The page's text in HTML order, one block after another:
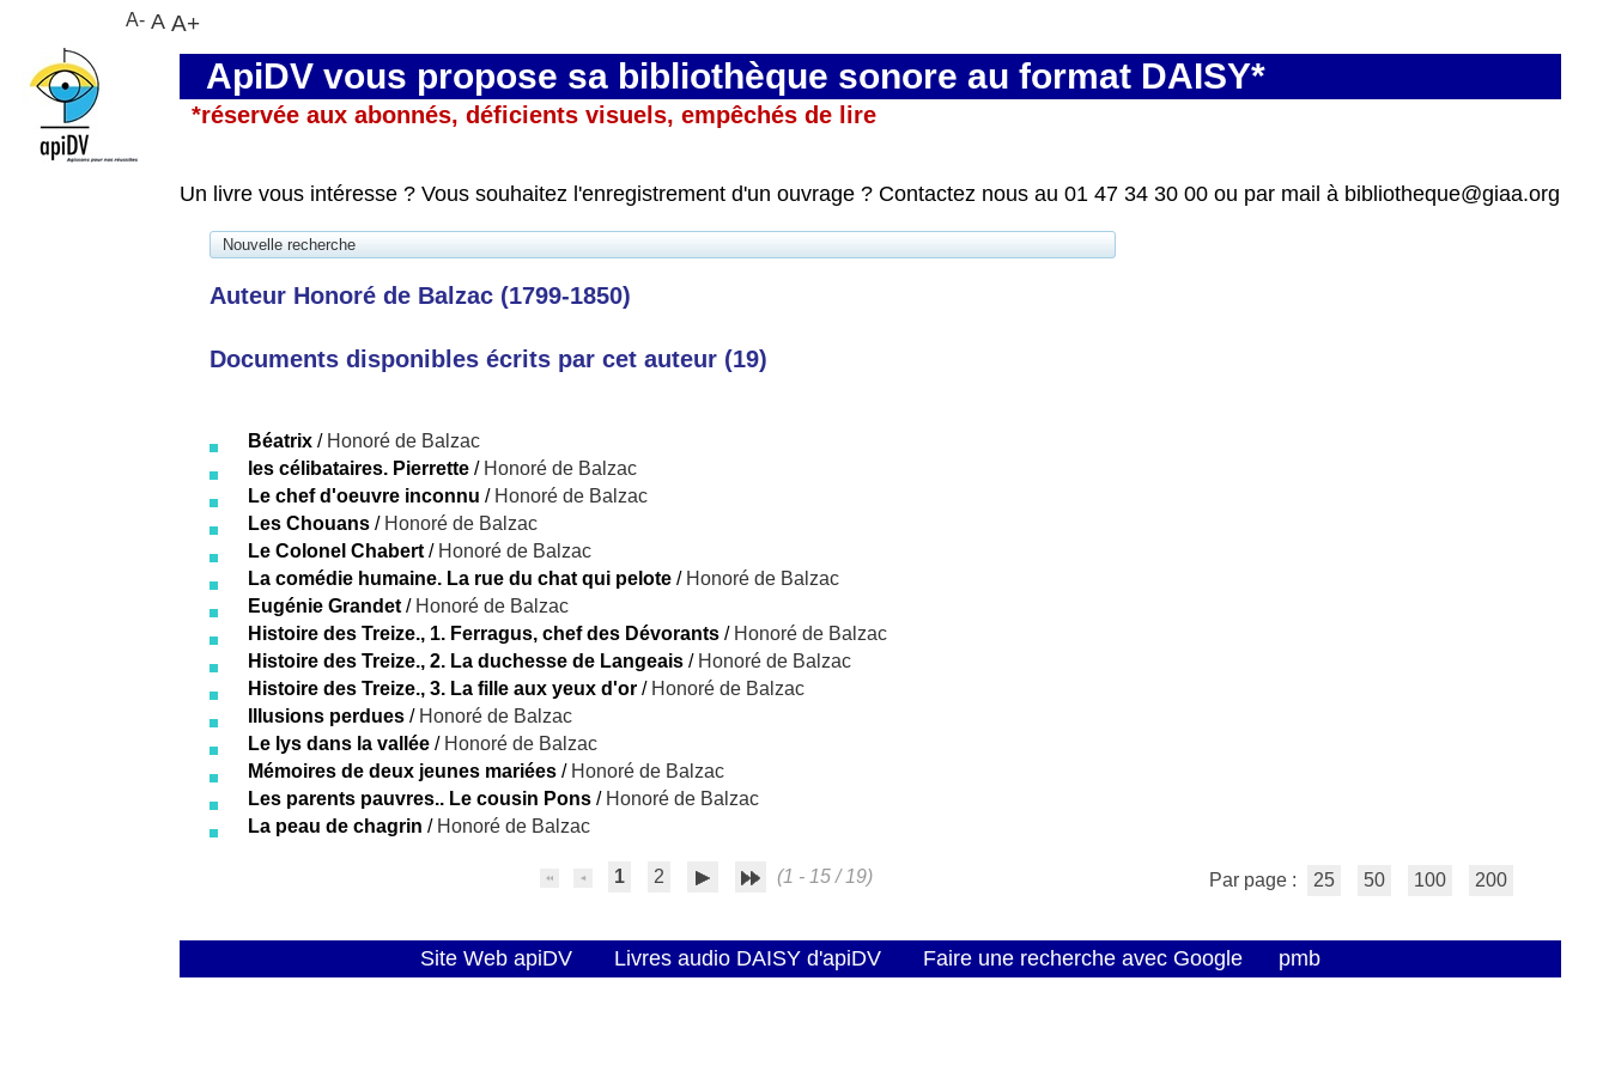
ApiDV vous propose sa bibliothèque sonore au format DAISY*
*réservée aux abonnés, déficients visuels, empêchés de lire
Un livre vous intéresse ? Vous souhaitez l'enregistrement d'un ouvrage ? Contactez nous au 01 47 34 30 00 ou par mail à bibliotheque@giaa.org
Nouvelle recherche
Auteur Honoré de Balzac (1799-1850)
Documents disponibles écrits par cet auteur (19)
Béatrix / Honoré de Balzac
les célibataires. Pierrette / Honoré de Balzac
Le chef d'oeuvre inconnu / Honoré de Balzac
Les Chouans / Honoré de Balzac
Le Colonel Chabert / Honoré de Balzac
La comédie humaine. La rue du chat qui pelote / Honoré de Balzac
Eugénie Grandet / Honoré de Balzac
Histoire des Treize., 1. Ferragus, chef des Dévorants / Honoré de Balzac
Histoire des Treize., 2. La duchesse de Langeais / Honoré de Balzac
Histoire des Treize., 3. La fille aux yeux d'or / Honoré de Balzac
Illusions perdues / Honoré de Balzac
Le lys dans la vallée / Honoré de Balzac
Mémoires de deux jeunes mariées / Honoré de Balzac
Les parents pauvres.. Le cousin Pons / Honoré de Balzac
La peau de chagrin / Honoré de Balzac
1 2 (1 - 15 / 19) Par page : 25 50 100 200
Site Web apiDV Livres audio DAISY d'apiDV Faire une recherche avec Google pmb
A- A A+